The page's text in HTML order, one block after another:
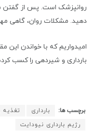
روانپزشک است. پس از گفتن
دهید. مشکلات روان، گاهی
امیدواریم که با خواندن این
بارداری و شیردهی را کسب
برچسب ها: بارداری تغذیه
رژیم بارداری نیودایت